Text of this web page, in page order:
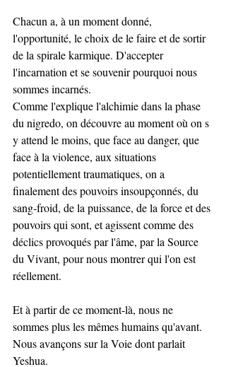
Chacun a, à un moment donné,
l'opportunité, le choix de le faire et de sortir
de la spirale karmique. D'accepter
l'incarnation et se souvenir pourquoi nous
sommes incarnés.
Comme l'explique l'alchimie dans la phase
du nigredo, on découvre au moment où on s
y attend le moins, que face au danger, que
face à la violence, aux situations
potentiellement traumatiques, on a
finalement des pouvoirs insoupçonnés, du
sang-froid, de la puissance, de la force et des
pouvoirs qui sont, et agissent comme des
déclics provoqués par l'âme, par la Source
du Vivant, pour nous montrer qui l'on est
réellement.
Et à partir de ce moment-là, nous ne
sommes plus les mêmes humains qu'avant.
Nous avançons sur la Voie dont parlait
Yeshua.